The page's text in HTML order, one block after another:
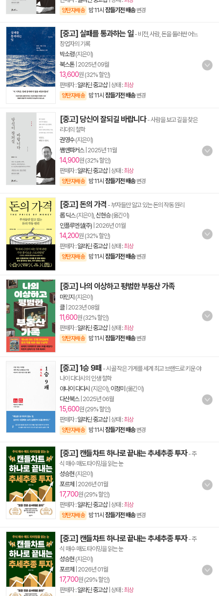
양탄자배송 밤 11시 잠들기전 배송 변경
[중고] 실패를 통과하는 일 - 비전, 사람, 돈을 둘러싼 어느
창업자의 기록
박소령(지은이)
북스톤| 2025년 09월
13,600원 (32% 할인)
판매자 :알라딘 중고샵| 상태 :최상
양탄자배송 밤 11시 잠들기전 배송 변경
[중고] 당신이 잘되길 바랍니다- 사람을 보고 길을 찾은
리더의 철학
권영수(지은이)
쌤앤파커스| 2025년 11월
14,900원 (32% 할인)
판매자 :알라딘 중고샵| 상태 :최상
양탄자배송 밤 11시 잠들기전 배송 변경
[중고] 돈의 가격 - 부자들만 알고 있는 돈의 작동 원리
롭 딕스(지은이), 신현승(옮긴이)
인플루엔셜(주) 2026년 01월
14,200원 (32% 할인)
판매자 :알라딘 중고샵| 상태 :최상
양탄자배송 밤 11시 잠들기전 배송 변경
[중고] 나의 이상하고 평범한 부동산 가족
마민지 (지은이)
클| 2023년 08월
11,600원 (32% 할인)
판매자 :알라딘 중고샵| 상태 :최상
양탄자배송 밤 11시 잠들기전 배송 변경
[중고] 1승 9패 - 시골 작은 가게를 세계 최고 브랜드로 키운 야
나이 다다시의 인생 철학
야나이 다다시 (지은이), 이정미 (옮긴이)
다산북스| 2025년 06월
15,600원 (29% 할인)
판매자 :알라딘 중고샵| 상태 :최상
양탄자배송 밤 11시 잠들기전 배송 변경
[중고] 캔들차트 하나로 끝내는 추세추종 투자- 주
식 매수 매도 타이밍을 읽는 눈
성승현 (지은이)
포르체
2026년 01월
17,700원 (29% 할인)
판매자 :알라딘 중고샵| 상태 :최상
양탄자배송 밤 11시 잠들기전 배송 변경
[중고] 캔들차트 하나로 끝내는 추세추종 투자- 주
식 매수 매도 타이밍을 읽는 눈
성승현 (지은이)
포르체
2026년 01월
17,700원 (29% 할인)
판매자 :알라딘 중고샵| 상태 :최상